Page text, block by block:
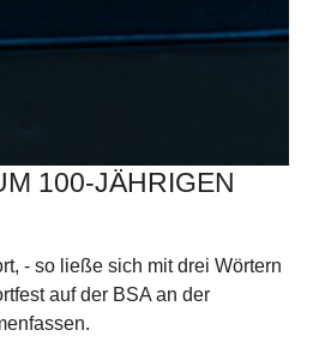
100-JÄHRIGEN
- so ließe sich mit drei Wörtern
auf der BSA an der